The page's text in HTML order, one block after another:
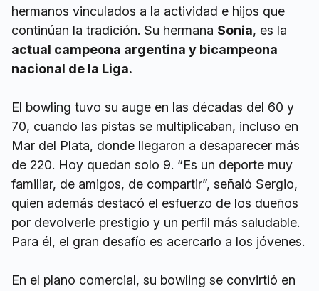
hermanos vinculados a la actividad e hijos que
continúan la tradición. Su hermana Sonia, es la
actual campeona argentina y bicampeona
nacional de la Liga.
El bowling tuvo su auge en las décadas del 60 y
70, cuando las pistas se multiplicaban, incluso en
Mar del Plata, donde llegaron a desaparecer más
de 220. Hoy quedan solo 9. “Es un deporte muy
familiar, de amigos, de compartir”, señaló Sergio,
quien además destacó el esfuerzo de los dueños
por devolverle prestigio y un perfil más saludable.
Para él, el gran desafío es acercarlo a los jóvenes.
En el plano comercial, su bowling se convirtió en